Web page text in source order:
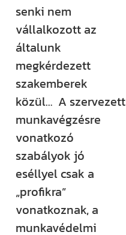
senki nem
vállalkozott az
általunk
megkérdezett
szakemberek
közül… A szervezett
munkavégzésre
vonatkozó
szabályok jó
eséllyel csak a
„profikra”
vonatkoznak, a
munkavédelmi